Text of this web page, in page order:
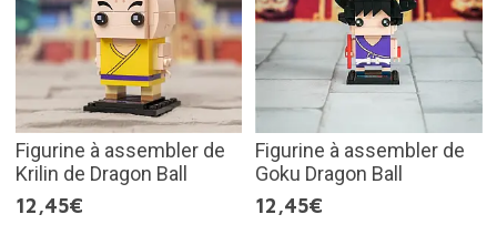
Figurine à assembler de
Krilin de Dragon Ball
12,45€
Figurine à assembler de
Goku Dragon Ball
12,45€